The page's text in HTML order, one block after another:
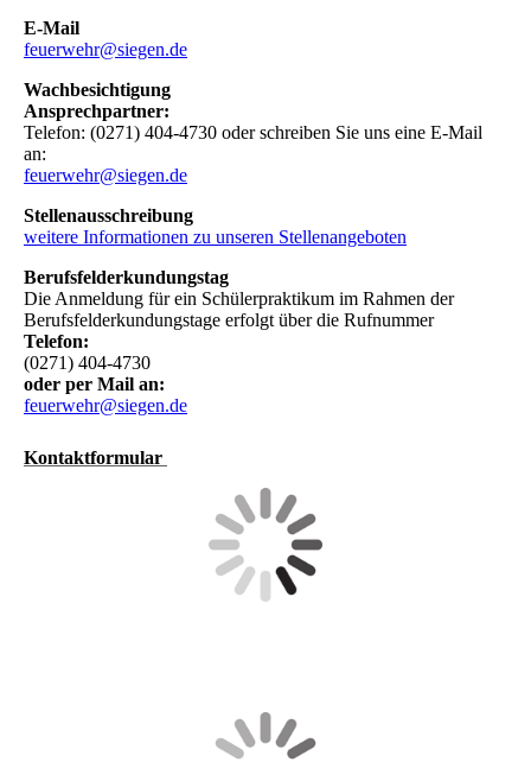
E-Mail
feuerwehr@siegen.de
Wachbesichtigung
Ansprechpartner:
Telefon: (0271) 404-4730 oder schreiben Sie uns eine E-Mail
an:
feuerwehr@siegen.de
Stellenausschreibung
weitere Informationen zu unseren Stellenangeboten
Berufsfelderkundungstag
Die Anmeldung für ein Schülerpraktikum im Rahmen der
Berufsfelderkundungstage erfolgt über die Rufnummer
Telefon:
(0271) 404-4730
oder per Mail an:
feuerwehr@siegen.de
Kontaktformular